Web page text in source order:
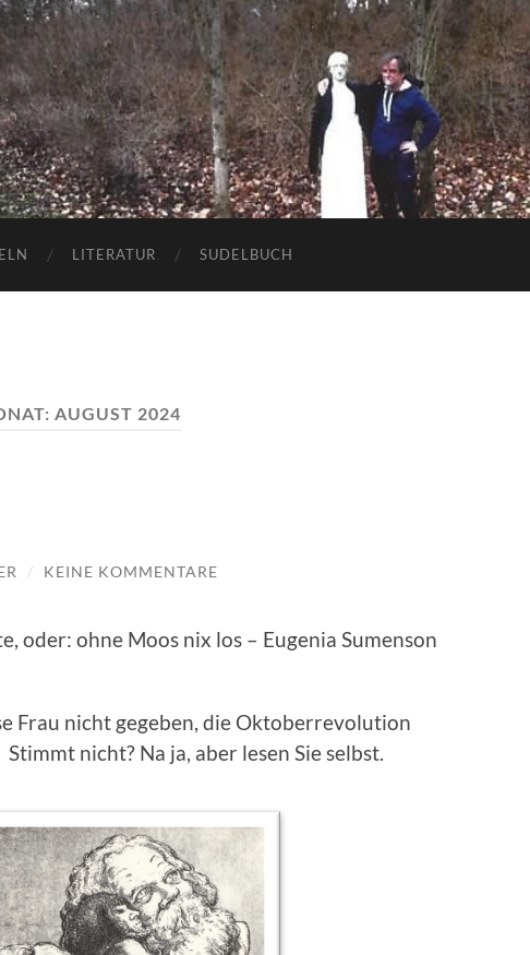
LITERATUR SUDELBUCH
AUGUST 2024
/ KEINE KOMMENTARE
oder: ohne Moos nix los – Eugenia Sumenson
Frau nicht gegeben, die Oktoberrevolution
nicht? Na ja, aber lesen Sie selbst.